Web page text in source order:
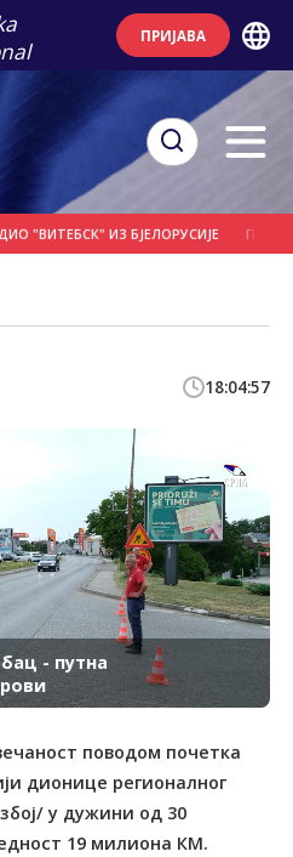
ПРИЈАВА
"ВИТЕБСК" ИЗ БЈЕЛОРУСИЈЕ ПОЧЕО
18:04:57
- путна
поводом почетка
дионице регионалног
у дужини од 30
19 милиона КМ.